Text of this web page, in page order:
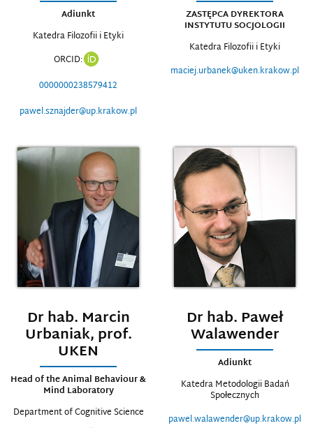
Adiunkt
Katedra Filozofii i Etyki
ORCID:
0000000238579412
pawel.sznajder@up.krakow.pl
ZASTĘPCA DYREKTORA
INSTYTUTU SOCJOLOGII
Katedra Filozofii i Etyki
maciej.urbanek@uken.krakow.pl
Dr hab. Marcin
Urbaniak, prof.
UKEN
Head of the Animal Behaviour &
Mind Laboratory
Department of Cognitive Science
Dr hab. Paweł
Walawender
Adiunkt
Katedra Metodologii Badań
Społecznych
pawel.walawender@up.krakow.pl